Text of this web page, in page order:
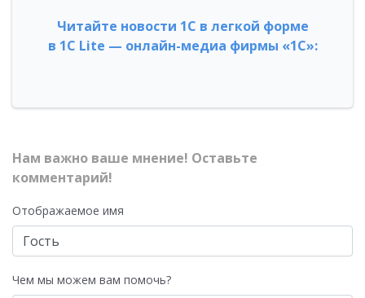
Читайте новости 1С в легкой форме
в 1С Lite — онлайн-медиа фирмы «1С»:
Нам важно ваше мнение! Оставьте
комментарий!
Отображаемое имя
Чем мы можем вам помочь?